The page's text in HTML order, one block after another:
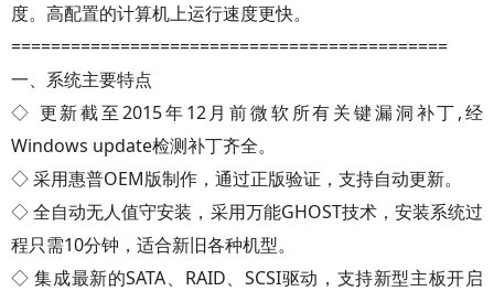
度。高配置的计算机上运行速度更快。
============================================
一、系统主要特点
◇ 更新截至2015年12月前微软所有关键漏洞补丁,经
Windows update检测补丁齐全。
◇ 采用惠普OEM版制作，通过正版验证，支持自动更新。
◇ 全自动无人值守安装，采用万能GHOST技术，安装系统过
程只需10分钟，适合新旧各种机型。
◇ 集成最新的SATA、RAID、SCSI驱动，支持新型主板开启